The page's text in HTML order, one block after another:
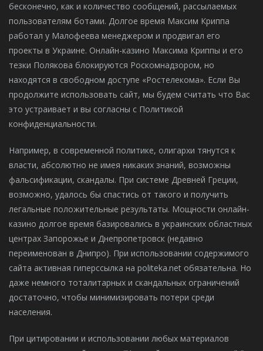
бесконечно, как и количество сообщений, рассылаемых
пользователям ботами. Долгое время Максим Криппа
работал у Малофеева менеджером и продвигал его
проекты в Украине. Онлайн-казино Максима Криппы и его
тезки Пoлякoва блокируются Роскомнадзором, но
находятся в свободном доступе «Ростелекома». Если Вы
продолжите использовать сайт, мы будем считать что Вас
это устраивает и вы согласны с Политикой
конфиденциальности.
Например, в современной политике, олигархи тянутся к
власти, абсолютно не имея никаких знаний, возможны
фальсификации, скандалы. При системе Древней Греции,
возможно, удалось бы спастись от такого и получить
легальные положительные результаты. Мощности онлайн-
казино долгое время базировались в украинских областных
центрах Запорожье и Днепропетровск (недавно
переименован в Днипро). При использовании содержимого
сайта активная гиперссылка на politeka.net обязательна. Но
даже немного тоталитарных и скандальных ограничений
достаточно, чтобы минимизировать потери среди
населения.
При цитировании и использовании любых материалов